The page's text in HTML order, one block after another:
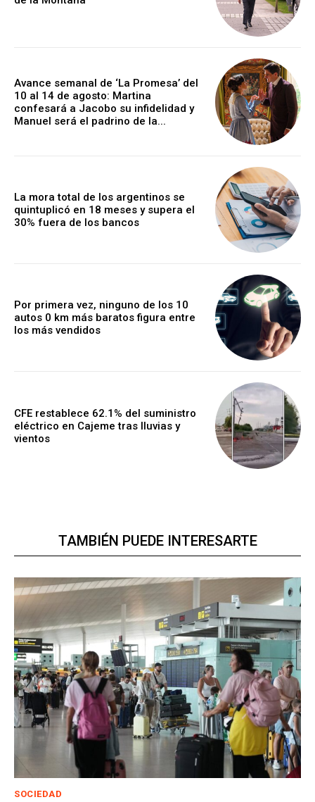
Avance semanal de ‘La Promesa’ del
10 al 14 de agosto: Martina
confesará a Jacobo su infidelidad y
Manuel será el padrino de la...
La mora total de los argentinos se
quintuplicó en 18 meses y supera el
30% fuera de los bancos
Por primera vez, ninguno de los 10
autos 0 km más baratos figura entre
los más vendidos
CFE restablece 62.1% del suministro
eléctrico en Cajeme tras lluvias y
vientos
TAMBIÉN PUEDE INTERESARTE
SOCIEDAD